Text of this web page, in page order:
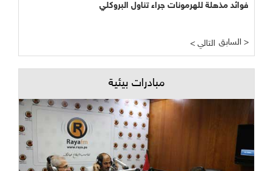
فوائد مذهلة للهرمونات جراء تناول البروكلي
< التالي السابق >
مبادرات بيئية